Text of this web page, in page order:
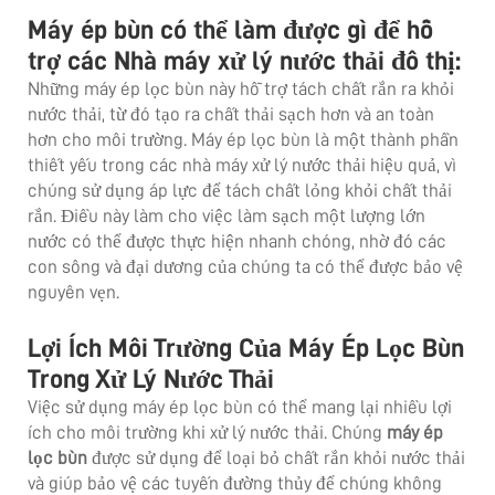
Máy ép bùn có thể làm được gì để hỗ
trợ các Nhà máy xử lý nước thải đô thị:
Những máy ép lọc bùn này hỗ trợ tách chất rắn ra khỏi
nước thải, từ đó tạo ra chất thải sạch hơn và an toàn
hơn cho môi trường. Máy ép lọc bùn là một thành phần
thiết yếu trong các nhà máy xử lý nước thải hiệu quả, vì
chúng sử dụng áp lực để tách chất lỏng khỏi chất thải
rắn. Điều này làm cho việc làm sạch một lượng lớn
nước có thể được thực hiện nhanh chóng, nhờ đó các
con sông và đại dương của chúng ta có thể được bảo vệ
nguyên vẹn.
Lợi Ích Môi Trường Của Máy Ép Lọc Bùn
Trong Xử Lý Nước Thải
Việc sử dụng máy ép lọc bùn có thể mang lại nhiều lợi
ích cho môi trường khi xử lý nước thải. Chúng máy ép
lọc bùn được sử dụng để loại bỏ chất rắn khỏi nước thải
và giúp bảo vệ các tuyến đường thủy để chúng không